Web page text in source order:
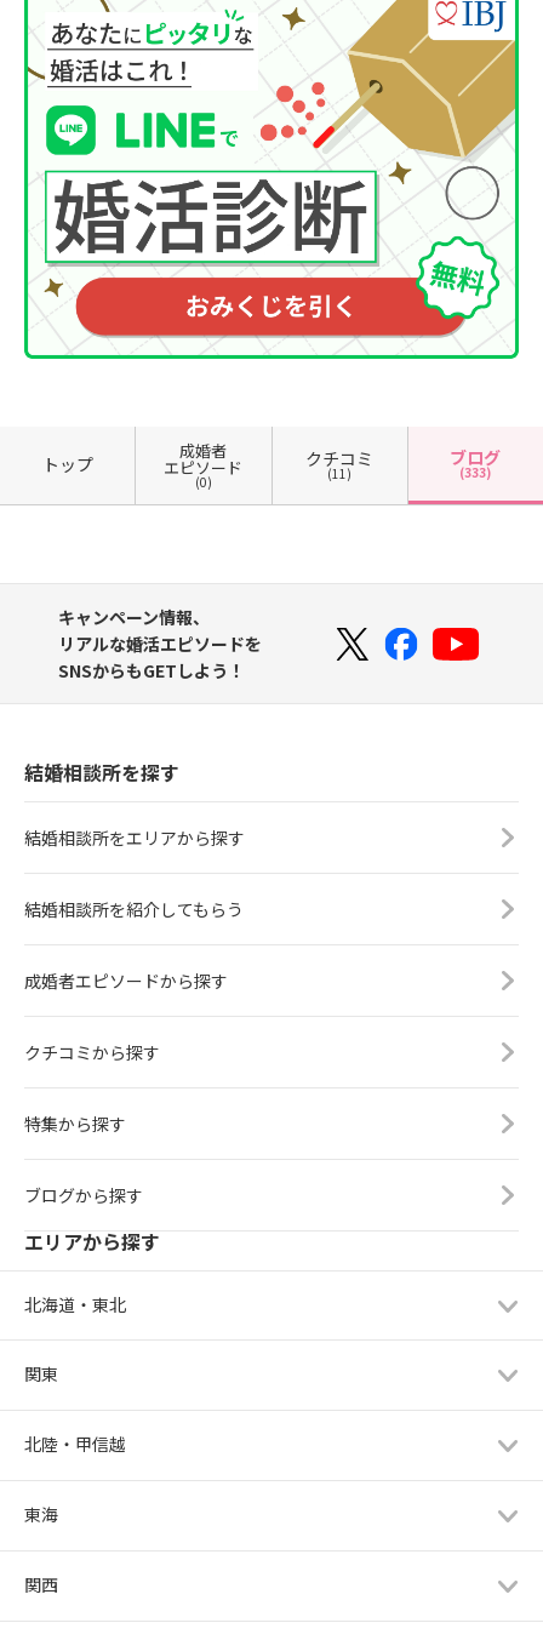
トップ
成婚者
エピソード
(0)
クチコミ
(11)
ブログ
(333)
キャンペーン情報、
リアルな婚活エピソードを
SNSからもGETしよう！
結婚相談所を探す
結婚相談所をエリアから探す
結婚相談所を紹介してもらう
成婚者エピソードから探す
クチコミから探す
特集から探す
ブログから探す
エリアから探す
北海道・東北
関東
北陸・甲信越
東海
関西